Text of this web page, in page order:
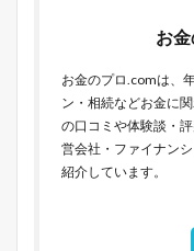
お
お金のプロ.comは、
ン・相続などお金に
の口コミや体験談・
営会社・ファイナン
紹介しています。